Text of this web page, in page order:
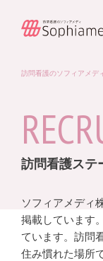
訪問看護のソフィアメデ
訪問看護ステ
ソフィアメディ
掲載しています
ています。訪問
住み慣れた場所